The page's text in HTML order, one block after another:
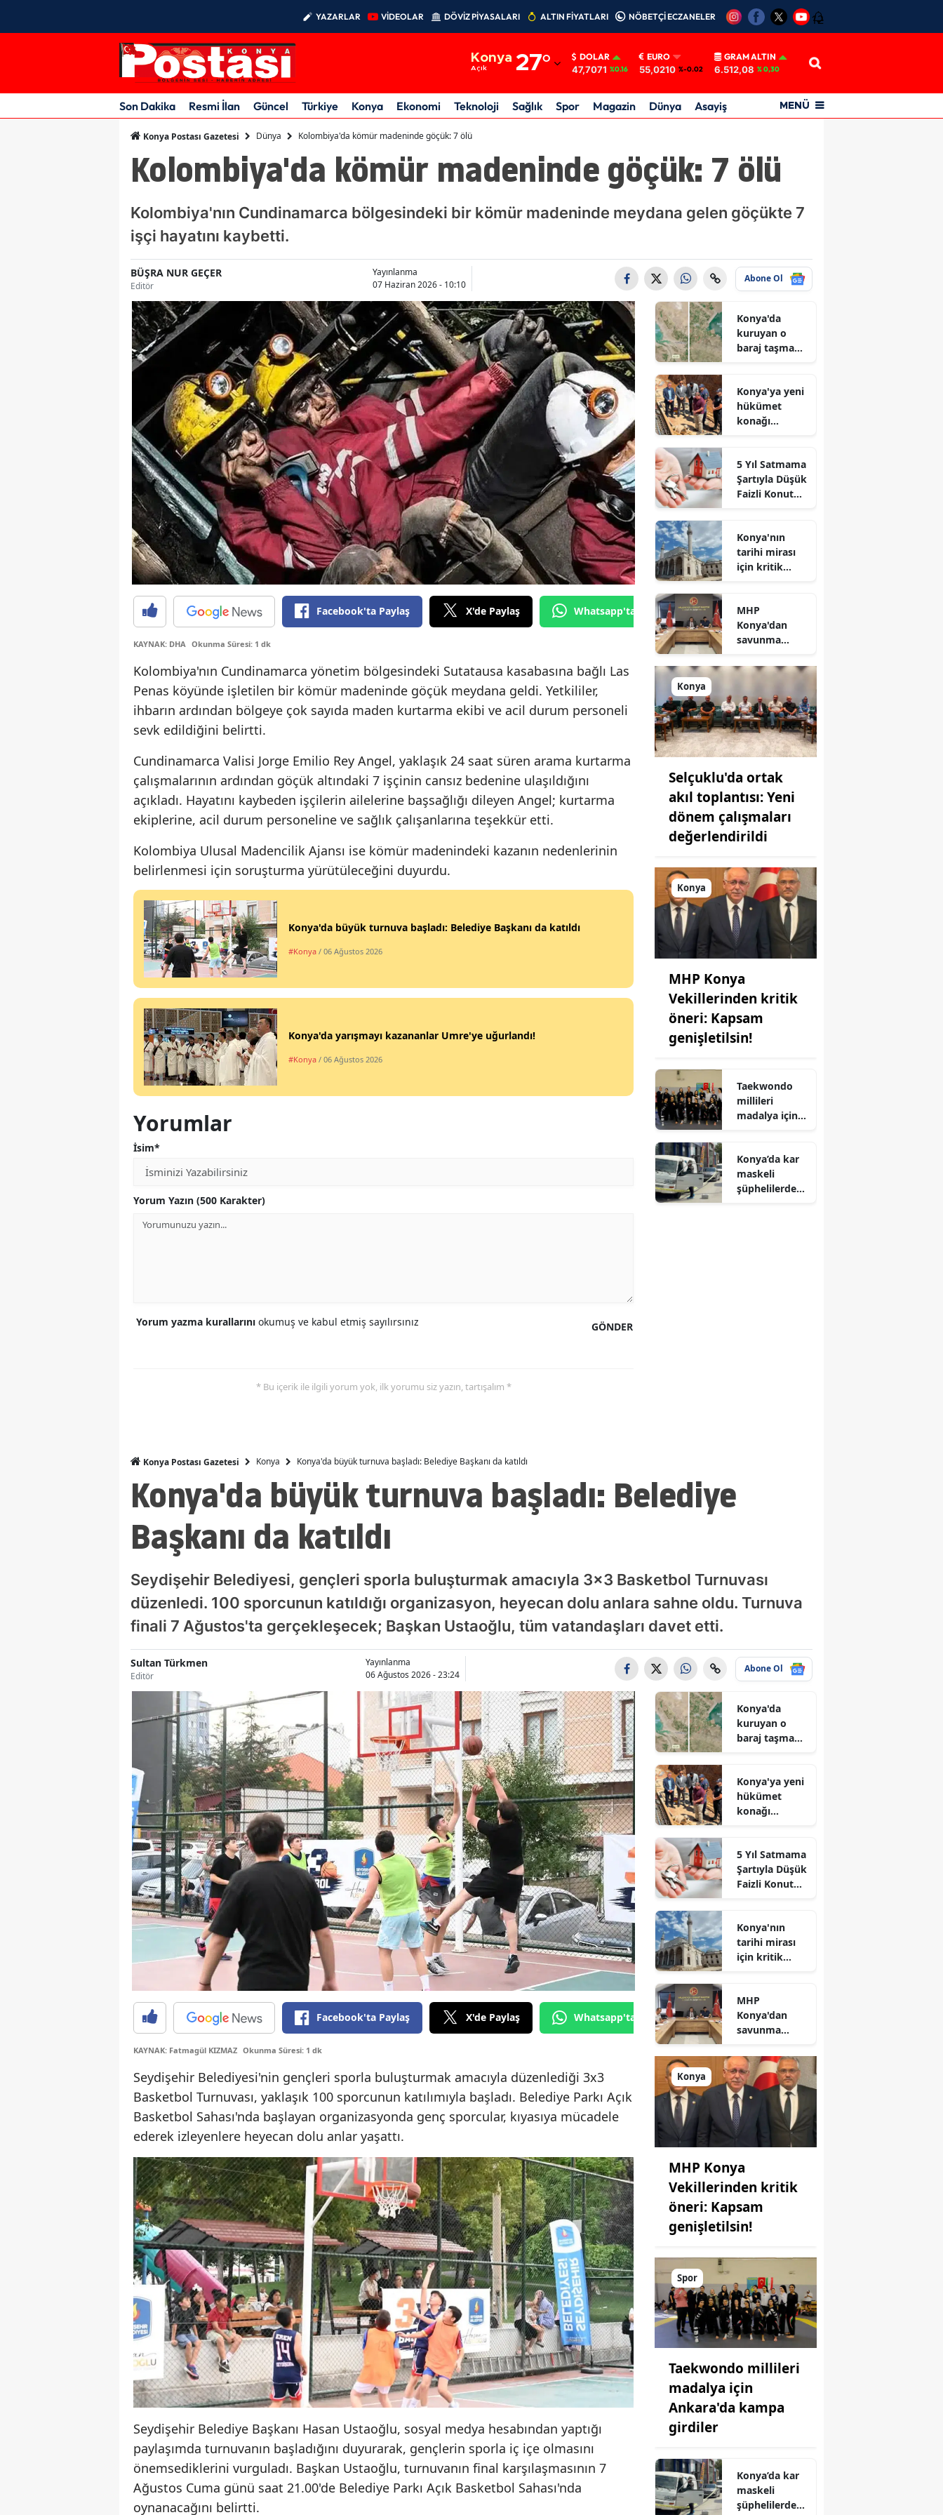
YAZARLAR VİDEOLAR DÖVİZ PİYASALARI ALTIN FİYATLARI NÖBETÇİ ECZANELER 12
Konya
Açık 27°
Adıyaman
Afyonkarahisar
Amasya
Ankara
Antalya
Balıkesir
Bilecik
Bingöl
Bitlis
Bolu
Burdur
Bursa
Çanakkale
Çankırı
Çorum
Denizli
Diyarbakır
Elazığ
Erzincan
Eskişehir
Gaziantep
Giresun
Gümüşhane
Isparta
İstanbul
Muğla
Niğde
Ordu
Samsun
Siirt
Sinop
Tekirdağ
Tokat
Trabzon
Tunceli
Şanlıurfa
Uşak
Van
Yozgat
Zonguldak
Aksaray
Karaman
Batman
Şırnak
Ardahan
Iğdır
Yalova
Karabük
Kilis
Osmaniye
Düzce
DOLAR
47,7071 %0.16
EURO
55,0210 %-0.02
GRAM ALTIN
6.512,08 % 0,30
Son Dakika Resmi İlan Güncel Türkiye Konya Ekonomi Teknoloji Sağlık Spor Magazin Dünya Asayiş MENÜ
Konya Postası Gazetesi Dünya Kolombiya'da kömür madeninde göçük: 7 ölü
Kolombiya'da kömür madeninde göçük: 7 ölü
Kolombiya'nın Cundinamarca bölgesindeki bir kömür madeninde meydana gelen göçükte 7
işçi hayatını kaybetti.
BÜŞRA NUR GEÇER
Editör
Yayınlanma
07 Haziran 2026 - 10:10
Abone Ol
Facebook'ta Paylaş X'de Paylaş Whatsapp'tan Gönder
KAYNAK: DHA Okunma Süresi: 1 dk
Kolombiya'nın Cundinamarca yönetim bölgesindeki Sutatausa kasabasına bağlı Las
Penas köyünde işletilen bir kömür madeninde göçük meydana geldi. Yetkililer,
ihbarın ardından bölgeye çok sayıda maden kurtarma ekibi ve acil durum personeli
sevk edildiğini belirtti.
Cundinamarca Valisi Jorge Emilio Rey Angel, yaklaşık 24 saat süren arama kurtarma
çalışmalarının ardından göçük altındaki 7 işçinin cansız bedenine ulaşıldığını
açıkladı. Hayatını kaybeden işçilerin ailelerine başsağlığı dileyen Angel; kurtarma
ekiplerine, acil durum personeline ve sağlık çalışanlarına teşekkür etti.
Kolombiya Ulusal Madencilik Ajansı ise kömür madenindeki kazanın nedenlerinin
belirlenmesi için soruşturma yürütüleceğini duyurdu.
Konya'da büyük turnuva başladı: Belediye Başkanı da katıldı
#Konya / 06 Ağustos 2026
Konya'da yarışmayı kazananlar Umre'ye uğurlandı!
#Konya / 06 Ağustos 2026
Yorumlar
İsim*
Yorum Yazın (500 Karakter)
GÖNDER
Yorum yazma kurallarını okumuş ve kabul etmiş sayılırsınız
* Bu içerik ile ilgili yorum yok, ilk yorumu siz yazın, tartışalım *
Konya'da
kuruyan o
baraj taşma
Konya'ya yeni
hükümet
konağı
5 Yıl Satmama
Şartıyla Düşük
Faizli Konut
Konya'nın
tarihi mirası
için kritik
açıklandı
MHP
Konya'dan
savunma
yeni hamle: İlk
yapıldı!
Konya
Selçuklu'da ortak
akıl toplantısı: Yeni
dönem çalışmaları
değerlendirildi
Konya
MHP Konya
Vekillerinden kritik
öneri: Kapsam
genişletilsin!
Taekwondo
millileri
madalya için
Konya’da kar
maskeli
şüphelilerden
Konya Postası Gazetesi Konya Konya'da büyük turnuva başladı: Belediye Başkanı da katıldı
Konya'da büyük turnuva başladı: Belediye
Başkanı da katıldı
Seydişehir Belediyesi, gençleri sporla buluşturmak amacıyla 3x3 Basketbol Turnuvası
düzenledi. 100 sporcunun katıldığı organizasyon, heyecan dolu anlara sahne oldu. Turnuva
finali 7 Ağustos'ta gerçekleşecek; Başkan Ustaoğlu, tüm vatandaşları davet etti.
Sultan Türkmen
Editör
Yayınlanma
06 Ağustos 2026 - 23:24
Abone Ol
Facebook'ta Paylaş X'de Paylaş Whatsapp'tan Gönder
KAYNAK: Fatmagül KIZMAZ Okunma Süresi: 1 dk
Seydişehir Belediyesi'nin gençleri sporla buluşturmak amacıyla düzenlediği 3x3
Basketbol Turnuvası, yaklaşık 100 sporcunun katılımıyla başladı. Belediye Parkı Açık
Basketbol Sahası'nda başlayan organizasyonda genç sporcular, kıyasıya mücadele
ederek izleyenlere heyecan dolu anlar yaşattı.
Seydişehir Belediye Başkanı Hasan Ustaoğlu, sosyal medya hesabından yaptığı
paylaşımda turnuvanın başladığını duyurarak, gençlerin sporla iç içe olmasını
önemsediklerini vurguladı. Başkan Ustaoğlu, turnuvanın final karşılaşmasının 7
Ağustos Cuma günü saat 21.00'de Belediye Parkı Açık Basketbol Sahası'nda
oynanacağını belirtti.
Konya'da
kuruyan o
baraj taşma
Konya'ya yeni
hükümet
konağı
5 Yıl Satmama
Şartıyla Düşük
Faizli Konut
Konya'nın
tarihi mirası
için kritik
açıklandı
MHP
Konya'dan
savunma
yeni hamle: İlk
toplantı
yapıldı!
Konya
MHP Konya
Vekillerinden kritik
öneri: Kapsam
genişletilsin!
Spor
Taekwondo millileri
madalya için
Ankara'da kampa
girdiler
Konya’da kar
maskeli
şüphelilerden